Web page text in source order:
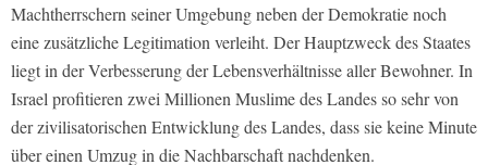
Machtherrschern seiner Umgebung neben der Demokratie noch
eine zusätzliche Legitimation verleiht. Der Hauptzweck des Staates
liegt in der Verbesserung der Lebensverhältnisse aller Bewohner. In
Israel profitieren zwei Millionen Muslime des Landes so sehr von
der zivilisatorischen Entwicklung des Landes, dass sie keine Minute
über einen Umzug in die Nachbarschaft nachdenken.